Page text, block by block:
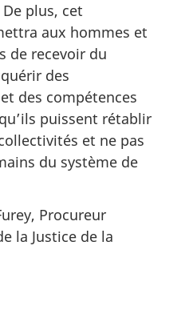
plus, cet
aux hommes et
de recevoir du
des
des compétences
puissent rétablir
et ne pas
du système de
Procureur
la Justice de la